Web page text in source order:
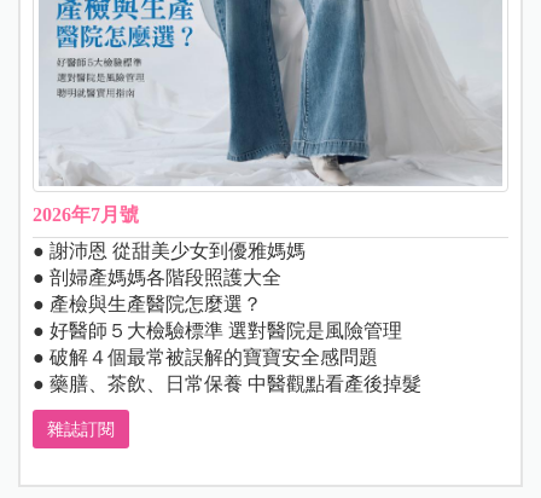
2026年7月號
● 謝沛恩 從甜美少女到優雅媽媽
● 剖婦產媽媽各階段照護大全
● 產檢與生產醫院怎麼選？
● 好醫師５大檢驗標準 選對醫院是風險管理
● 破解４個最常被誤解的寶寶安全感問題
● 藥膳、茶飲、日常保養 中醫觀點看產後掉髮
雜誌訂閱